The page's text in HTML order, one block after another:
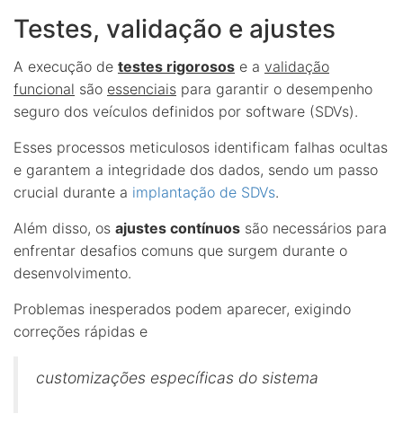
Testes, validação e ajustes
A execução de testes rigorosos e a validação
funcional são essenciais para garantir o desempenho
seguro dos veículos definidos por software (SDVs).
Esses processos meticulosos identificam falhas ocultas
e garantem a integridade dos dados, sendo um passo
crucial durante a implantação de SDVs.
Além disso, os ajustes contínuos são necessários para
enfrentar desafios comuns que surgem durante o
desenvolvimento.
Problemas inesperados podem aparecer, exigindo
correções rápidas e
customizações específicas do sistema